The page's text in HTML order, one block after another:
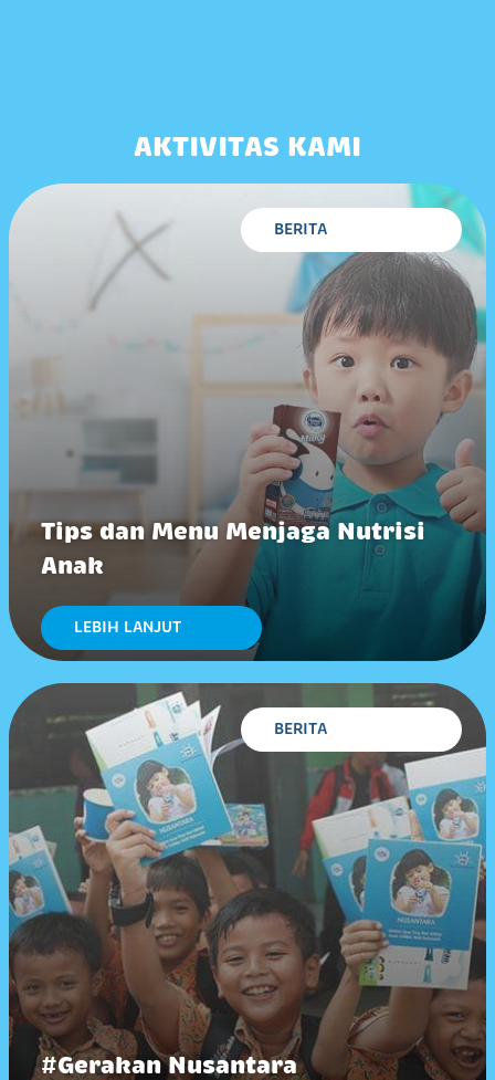
AKTIVITAS KAMI
Tips dan Menu Menjaga Nutrisi
Anak
LEBIH LANJUT
BERITA
#Gerakan Nusantara
BERITA